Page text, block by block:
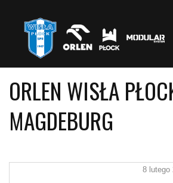
ORLEN WISŁA
MAGDEBURG
8 lutego